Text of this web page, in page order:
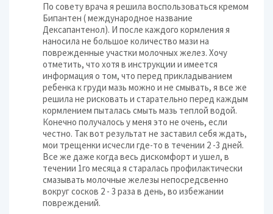
По совету врача я решила воспользоваться кремом
Бипантен ( международное название
Дексапантенол). И после каждого кормления я
наносила не большое количество мази на
поврежденные участки молочных желез. Хочу
отметить, что хотя в инструкции и имеется
информация о том, что перед прикладыванием
ребенка к груди мазь можно и не смывать, я все же
решила не рисковать и старательно перед каждым
кормлением пыталась смыть мазь теплой водой.
Конечно получалось у меня это не очень, если
честно. Так вот результат не заставил себя ждать,
мои трещенки исчесли где-то в течении 2 -3 дней.
Все же даже когда весь дискомфорт и ушел, в
течении 1го месяца я старалась профилактически
смазывать молочные железы непосредсвенно
вокруг сосков 2 - 3 раза в день, во избежании
повреждений.